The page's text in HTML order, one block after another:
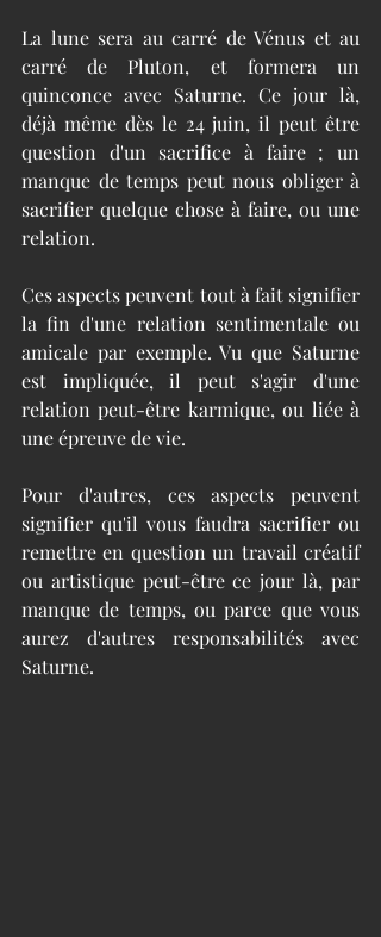
La lune sera au carré de Vénus et au
carré de Pluton, et formera un
quinconce avec Saturne. Ce jour là,
déjà même dès le 24 juin, il peut être
question d'un sacrifice à faire ; un
manque de temps peut nous obliger à
sacrifier quelque chose à faire, ou une
relation.
Ces aspects peuvent tout à fait signifier
la fin d'une relation sentimentale ou
amicale par exemple. Vu que Saturne
est impliquée, il peut s'agir d'une
relation peut-être karmique, ou liée à
une épreuve de vie.
Pour d'autres, ces aspects peuvent
signifier qu'il vous faudra sacrifier ou
remettre en question un travail créatif
ou artistique peut-être ce jour là, par
manque de temps, ou parce que vous
aurez d'autres responsabilités avec
Saturne.